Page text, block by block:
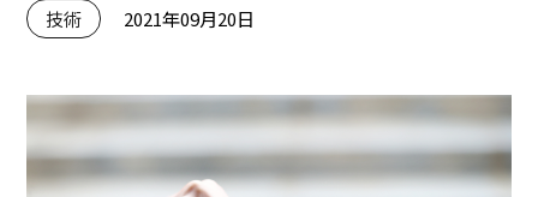
技術 2021年09月20日